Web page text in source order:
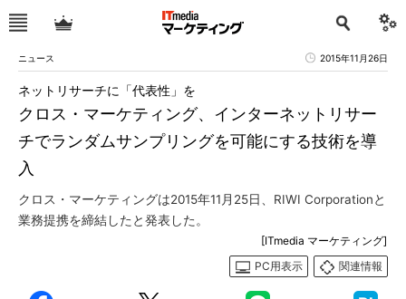
ニュース 2015年11月26日
クロス・マーケティング、インターネットリサー
チでランダムサンプリングを可能にする技術を導
入
ネットリサーチに「代表性」を
クロス・マーケティングは2015年11月25日、RIWI Corporationと
業務提携を締結したと発表した。
[ITmedia マーケティング]
PC用表示
関連情報